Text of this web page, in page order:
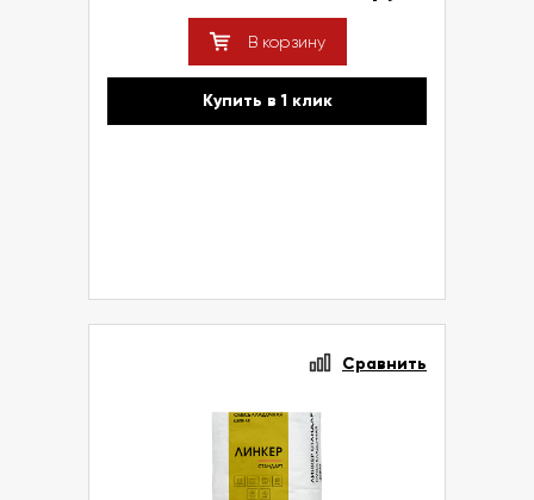
В корзину
Купить в 1 клик
Сравнить